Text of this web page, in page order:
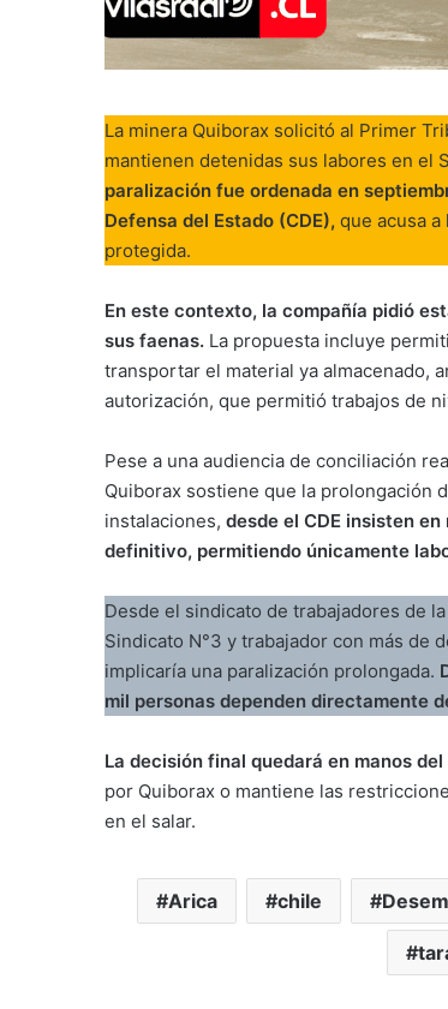
La minera Quiborax solicitó al Primer
mantienen detenidas sus labores en el
paralización fue ordenada en
Defensa del Estado (CDE), que acusa
protegida.
En este contexto, la compañía pidió
sus faenas. La propuesta incluye
transportar el material ya almacenado,
autorización, que permitió trabajos de
Pese a una audiencia de conciliación
Quiborax sostiene que la prolongación
instalaciones, desde el CDE insisten
definitivo, permitiendo únicamente
Desde el sindicato de trabajadores de
Sindicato N°3 y trabajador con más de
implicaría una paralización prolongada.
mil personas dependen directamente
La decisión final quedará en manos
por Quiborax o mantiene las
en el salar.
Arica chile